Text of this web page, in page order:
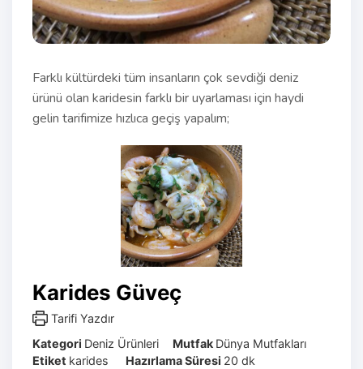
Farklı kültürdeki tüm insanların çok sevdiği deniz
ürünü olan karidesin farklı bir uyarlaması için haydi
gelin tarifimize hızlıca geçiş yapalım;
Karides Güveç
Tarifi Yazdır
Kategori Deniz Ürünleri Mutfak Dünya Mutfakları
Etiket karides Hazırlama Süresi 20 dk